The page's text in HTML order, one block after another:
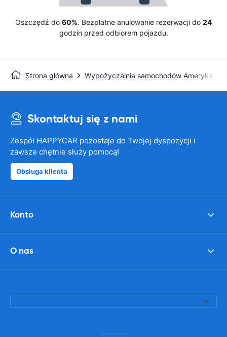
Oszczędź do 60%. Bezpłatne anulowanie rezerwacji do 24
godzin przed odbiorem pojazdu.
Strona główna Wypożyczalnia samochodów Ameryka
Skontaktuj się z nami
Zespół HAPPYCAR pozostaje do Twojej dyspozycji i
zawsze chętnie służy pomocą!
Obsługa klienta
Konto
O nas